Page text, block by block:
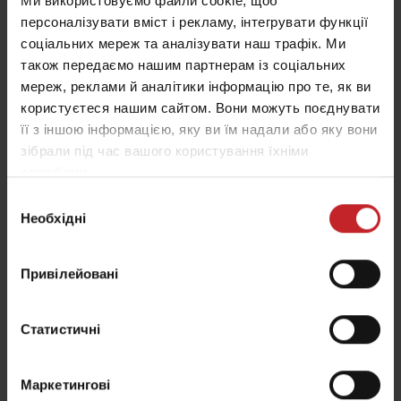
персоналізувати вміст і рекламу, інтегрувати функції
соціальних мереж та аналізувати наш трафік. Ми
також передаємо нашим партнерам із соціальних
мереж, реклами й аналітики інформацію про те, як ви
користуєтеся нашим сайтом. Вони можуть поєднувати
її з іншою інформацією, яку ви їм надали або яку вони
зібрали під час вашого користування їхніми
згоди
Необхідні
Привілейовані
Статистичні
Маркетингові
М'яке вловлююче колесо
Основним завданням вловлюючого колеса є
оснащенні вловлючого колеса підвіскою
машини у відношенні до насіння. Така опція
особливо важлива під час висіву дрібнонасіннєвих